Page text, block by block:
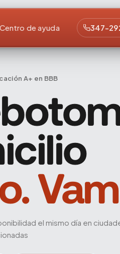
Centro de ayuda 347-
A+ en BBB
el mismo día en